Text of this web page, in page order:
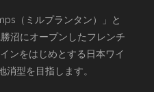
（ミルプランタン）」と
沼にオープンしたフレンチ
ンをはじめとする日本ワイ
消型を目指します。